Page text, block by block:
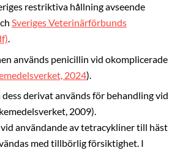
restriktiva hållning avseende
Sveriges Veterinärförbunds
.
används penicillin vid okomplicerade
2024).
derivat används för behandling vid
2009).
användande av tetracykliner till häst
med tillbörlig försiktighet. I